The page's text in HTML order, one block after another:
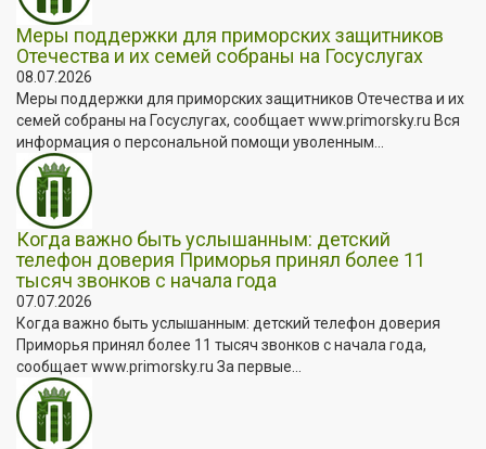
Меры поддержки для приморских защитников
Отечества и их семей собраны на Госуслугах
08.07.2026
Меры поддержки для приморских защитников Отечества и их
семей собраны на Госуслугах, сообщает www.primorsky.ru Вся
информация о персональной помощи уволенным...
Когда важно быть услышанным: детский
телефон доверия Приморья принял более 11
тысяч звонков с начала года
07.07.2026
Когда важно быть услышанным: детский телефон доверия
Приморья принял более 11 тысяч звонков с начала года,
сообщает www.primorsky.ru За первые...